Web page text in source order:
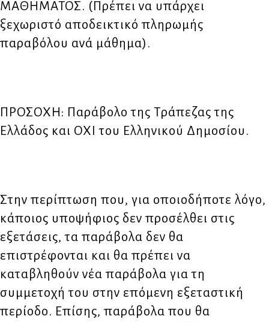
ΜΑΘΗΜΑΤΟΣ. (Πρέπει να υπάρχει
ξεχωριστό αποδεικτικό πληρωμής
παραβόλου ανά μάθημα).
ΠΡΟΣΟΧΗ: Παράβολο της Τράπεζας της
Ελλάδος και ΟΧΙ του Ελληνικού Δημοσίου.
Στην περίπτωση που, για οποιοδήποτε λόγο,
κάποιος υποψήφιος δεν προσέλθει στις
εξετάσεις, τα παράβολα δεν θα
επιστρέφονται και θα πρέπει να
καταβληθούν νέα παράβολα για τη
συμμετοχή του στην επόμενη εξεταστική
περίοδο. Επίσης, παράβολα που θα